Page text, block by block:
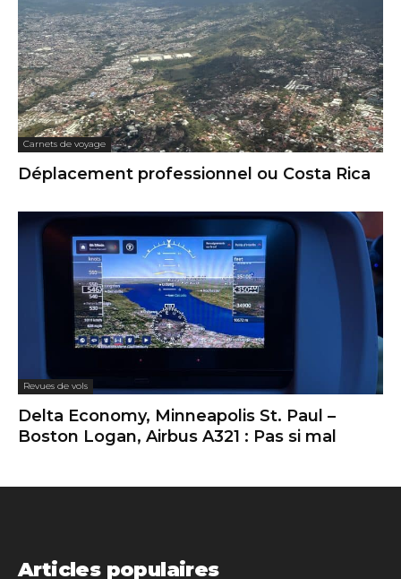
Carnets de voyage
Déplacement professionnel ou Costa Rica
Revues de vols
Delta Economy, Minneapolis St. Paul –
Boston Logan, Airbus A321 : Pas si mal
Articles populaires